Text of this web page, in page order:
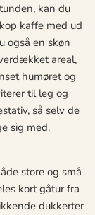
kan du
kaffe med ud
også en skøn
areal,
humøret og
til leg og
så selv de
sig med.
store og små
kort gåtur fra
dukkerter